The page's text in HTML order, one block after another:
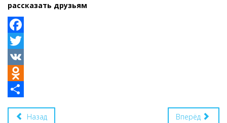
рассказать друзьям
Facebook
Twitter
VK
Odnoklassniki
Share
Назад
Вперёд